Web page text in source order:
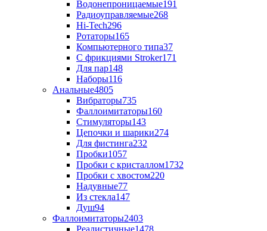
Водонепроницаемые191
Радиоуправляемые268
Hi-Tech296
Ротаторы165
Компьютерного типа37
С фрикциями Stroker171
Для пар148
Наборы116
Анальные4805
Вибраторы735
Фаллоимитаторы160
Стимуляторы143
Цепочки и шарики274
Для фистинга232
Пробки1057
Пробки с кристаллом1732
Пробки с хвостом220
Надувные77
Из стекла147
Душ94
Фаллоимитаторы2403
Реалистичные1478